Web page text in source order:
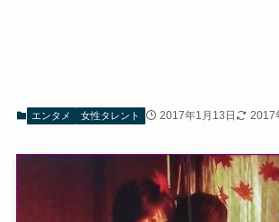
エンタメ 女性タレント 2017年1月13日 2017